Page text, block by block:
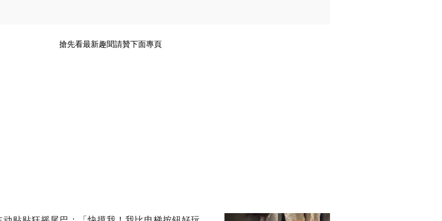
搶先看最新趣聞請贊下面專頁